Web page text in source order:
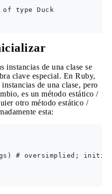
type Duck
instancias de una clase se
clave especial. En Ruby,
de una clase, pero
es un método estático /
otro método estático /
esta:
# oversimplied;